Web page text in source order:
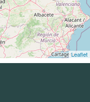
Leaflet